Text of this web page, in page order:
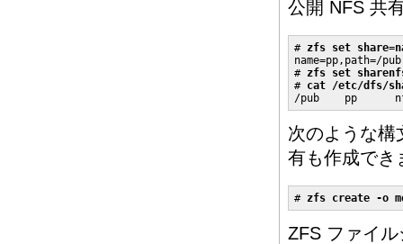
公開 NFS 共
# zfs set
name=pp,path=/
# zfs set
# cat /etc/dfs/
/pub    pp
次のような構
有も作成でき
# zfs create -o
ZFS ファイ